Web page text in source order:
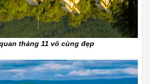
tháng 11 vô cùng đẹp